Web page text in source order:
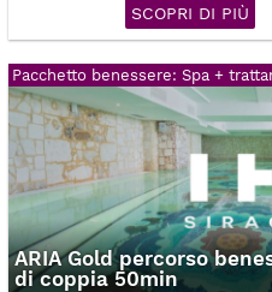
SCOPRI DI PIÙ
Pacchetto benessere: Spa +
ARIA Gold percorso
di coppia 50min